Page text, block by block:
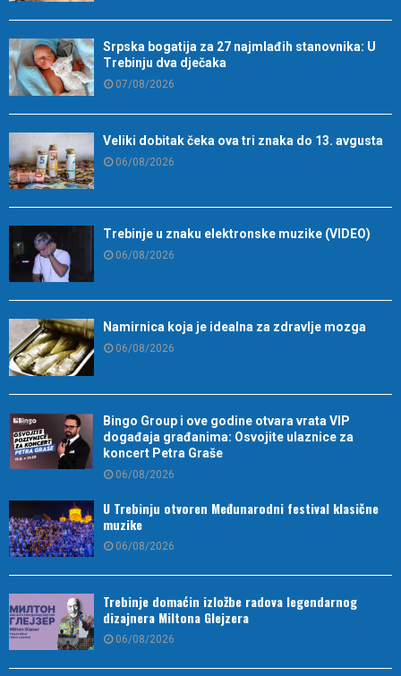
Srpska bogatija za 27 najmlađih stanovnika: U
Trebinju dva dječaka
07/08/2026
Veliki dobitak čeka ova tri znaka do 13. avgusta
06/08/2026
Trebinje u znaku elektronske muzike (VIDEO)
06/08/2026
Namirnica koja je idealna za zdravlje mozga
06/08/2026
Bingo Group i ove godine otvara vrata VIP
događaja građanima: Osvojite ulaznice za
koncert Petra Graše
06/08/2026
U Trebinju otvoren Međunarodni festival klasične
muzike
06/08/2026
Trebinje domaćin izložbe radova legendarnog
dizajnera Miltona Glejzera
06/08/2026